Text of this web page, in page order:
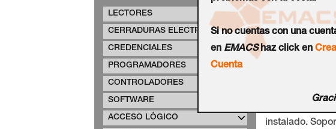
Si no cuentas con una
en EMACShaz click en
Cuenta
LECTORES
CERRADURAS ELECTRÓNICAS
CREDENCIALES
PROGRAMADORES
CONTROLADORES
SOFTWARE
ACCESO LÓGICO
Ref.: USB-BIO
Lector externo
alta las huellas
conexionado
instalado.